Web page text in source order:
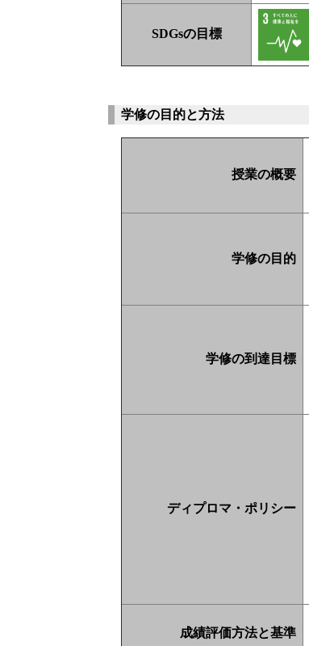
SDGsの目標
学修の目的と方法
授業の概要
学修の目的
学修の到達目標
ディプロマ・ポリシー
成績評価方法と基準